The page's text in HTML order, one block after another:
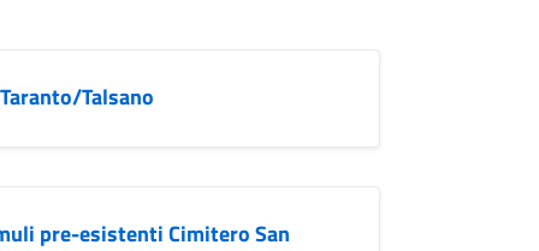
Talsano
pre-esistenti Cimitero San